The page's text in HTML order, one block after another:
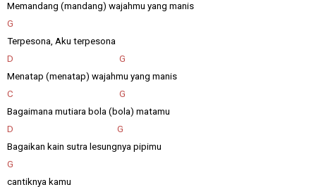
Memandang (mandang) wajahmu yang manis
G
Terpesona, Aku terpesona
D G
Menatap (menatap) wajahmu yang manis
C G
Bagaimana mutiara bola (bola) matamu
D G
Bagaikan kain sutra lesungnya pipimu
G
cantiknya kamu